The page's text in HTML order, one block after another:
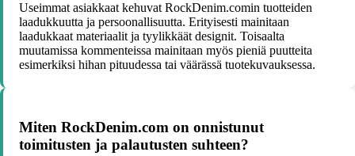
Useimmat asiakkaat kehuvat RockDenim.comin tuotteiden
laadukkuutta ja persoonallisuutta. Erityisesti mainitaan
laadukkaat materiaalit ja tyylikkäät designit. Toisaalta
muutamissa kommenteissa mainitaan myös pieniä puutteita
esimerkiksi hihan pituudessa tai väärässä tuotekuvauksessa.
Miten RockDenim.com on onnistunut
toimitusten ja palautusten suhteen?